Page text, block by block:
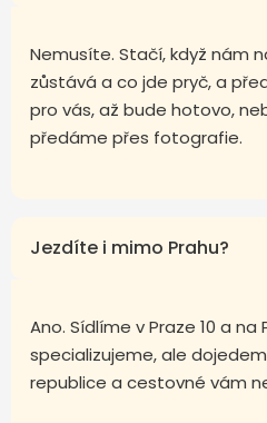
Nemusíte. Stačí, když nám
zůstává a co jde pryč, a
pro vás, až bude hotovo,
předáme přes fotografie.
Jezdíte i mimo Prahu?
Ano. Sídlíme v Praze 10 a na
specializujeme, ale
republice a cestovné vám